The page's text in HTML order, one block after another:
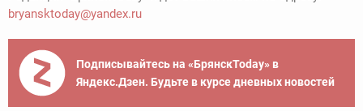
bryansktoday@yandex.ru
Подписывайтесь на «БрянскToday» в
Яндекс.Дзен. Будьте в курсе дневных новостей